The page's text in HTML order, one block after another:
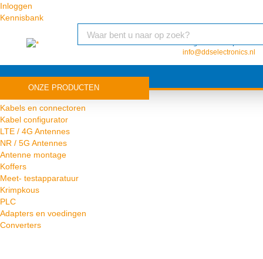
Inloggen
ONZE PRODUCTEN
Kennisbank
Vragen of inkooporder?
info@ddselectronics.nl
Kabels en connectoren
Kabel configurator
LTE / 4G Antennes
NR / 5G Antennes
Antenne montage
Koffers
Meet- testapparatuur
Krimpkous
PLC
Adapters en voedingen
Converters